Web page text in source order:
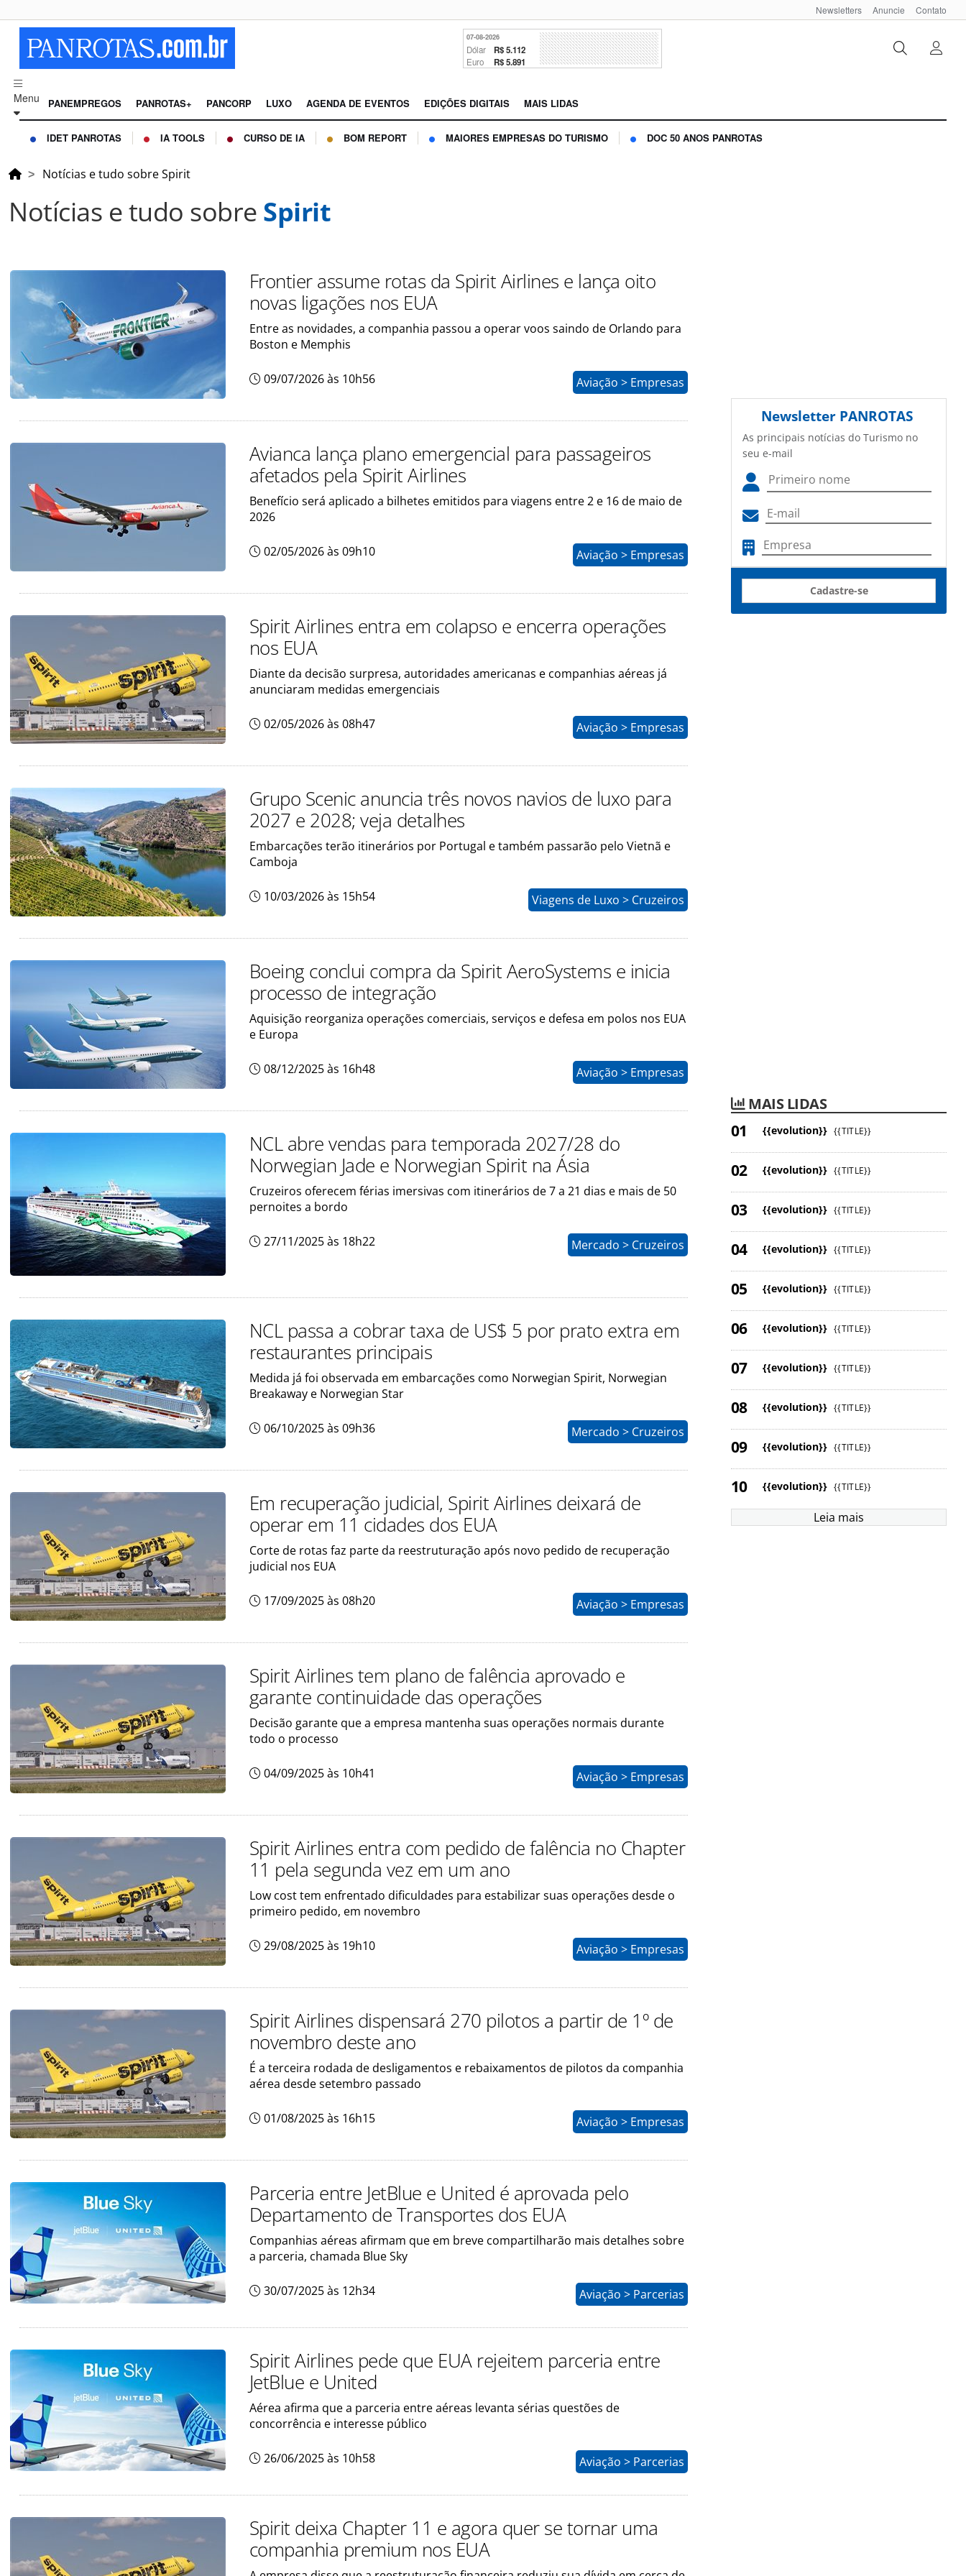
Newsletters Anuncie Contato
07-08-2026
Dólar R$ 5.112
Euro R$ 5.891
Menu PANEMPREGOS PANROTAS+ PANCORP LUXO AGENDA DE EVENTOS EDIÇÕES DIGITAIS MAIS LIDAS
IDET PANROTAS IA TOOLS CURSO DE IA BOM REPORT MAIORES EMPRESAS DO TURISMO DOC 50 ANOS PANROTAS
Notícias e tudo sobre Spirit
Notícias e tudo sobre Spirit
Frontier assume rotas da Spirit Airlines e lança oito
novas ligações nos EUA
Entre as novidades, a companhia passou a operar voos saindo de Orlando para
Boston e Memphis
09/07/2026 às 10h56 Aviação > Empresas
Avianca lança plano emergencial para passageiros
afetados pela Spirit Airlines
Benefício será aplicado a bilhetes emitidos para viagens entre 2 e 16 de maio de
2026
02/05/2026 às 09h10 Aviação > Empresas
Spirit Airlines entra em colapso e encerra operações
nos EUA
Diante da decisão surpresa, autoridades americanas e companhias aéreas já
anunciaram medidas emergenciais
02/05/2026 às 08h47 Aviação > Empresas
Grupo Scenic anuncia três novos navios de luxo para
2027 e 2028; veja detalhes
Embarcações terão itinerários por Portugal e também passarão pelo Vietnã e
Camboja
10/03/2026 às 15h54 Viagens de Luxo > Cruzeiros
Boeing conclui compra da Spirit AeroSystems e inicia
processo de integração
Aquisição reorganiza operações comerciais, serviços e defesa em polos nos EUA
e Europa
08/12/2025 às 16h48 Aviação > Empresas
NCL abre vendas para temporada 2027/28 do
Norwegian Jade e Norwegian Spirit na Ásia
Cruzeiros oferecem férias imersivas com itinerários de 7 a 21 dias e mais de 50
pernoites a bordo
27/11/2025 às 18h22 Mercado > Cruzeiros
NCL passa a cobrar taxa de US$ 5 por prato extra em
restaurantes principais
Medida já foi observada em embarcações como Norwegian Spirit, Norwegian
Breakaway e Norwegian Star
06/10/2025 às 09h36 Mercado > Cruzeiros
Em recuperação judicial, Spirit Airlines deixará de
operar em 11 cidades dos EUA
Corte de rotas faz parte da reestruturação após novo pedido de recuperação
judicial nos EUA
17/09/2025 às 08h20 Aviação > Empresas
Spirit Airlines tem plano de falência aprovado e
garante continuidade das operações
Decisão garante que a empresa mantenha suas operações normais durante
todo o processo
04/09/2025 às 10h41 Aviação > Empresas
Spirit Airlines entra com pedido de falência no Chapter
11 pela segunda vez em um ano
Low cost tem enfrentado dificuldades para estabilizar suas operações desde o
primeiro pedido, em novembro
29/08/2025 às 19h10 Aviação > Empresas
Spirit Airlines dispensará 270 pilotos a partir de 1º de
novembro deste ano
É a terceira rodada de desligamentos e rebaixamentos de pilotos da companhia
aérea desde setembro passado
01/08/2025 às 16h15 Aviação > Empresas
Parceria entre JetBlue e United é aprovada pelo
Departamento de Transportes dos EUA
Companhias aéreas afirmam que em breve compartilharão mais detalhes sobre
a parceria, chamada Blue Sky
30/07/2025 às 12h34 Aviação > Parcerias
Spirit Airlines pede que EUA rejeitem parceria entre
JetBlue e United
Aérea afirma que a parceria entre aéreas levanta sérias questões de
concorrência e interesse público
26/06/2025 às 10h58 Aviação > Parcerias
Spirit deixa Chapter 11 e agora quer se tornar uma
companhia premium nos EUA
Newsletter PANROTAS
As principais notícias do Turismo no
seu e-mail
Cadastre-se
MAIS LIDAS
{{evolution}} {{TITLE}}
{{evolution}} {{TITLE}}
{{evolution}} {{TITLE}}
{{evolution}} {{TITLE}}
{{evolution}} {{TITLE}}
{{evolution}} {{TITLE}}
{{evolution}} {{TITLE}}
{{evolution}} {{TITLE}}
{{evolution}} {{TITLE}}
{{evolution}} {{TITLE}}
Leia mais